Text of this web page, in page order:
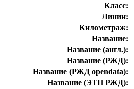
Класс:
Линии:
Километраж:
Название:
Название (англ.):
Название (РЖД):
Название (РЖД opendata):
Название (ЭТП РЖД):